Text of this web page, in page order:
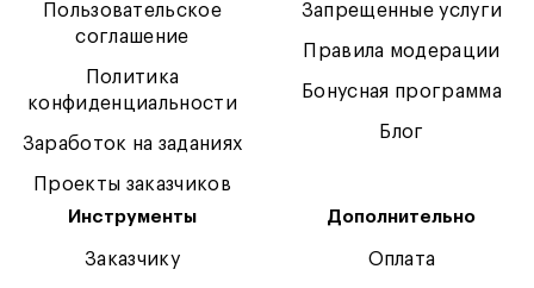
Пользовательское
соглашение
Политика
конфиденциальности
Заработок на заданиях
Проекты заказчиков
Запрещенные услуги
Правила модерации
Бонусная программа
Блог
Инструменты
Заказчику
Дополнительно
Оплата